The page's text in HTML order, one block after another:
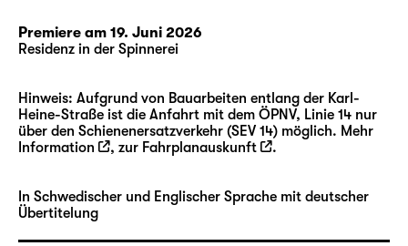
Es geht um den Ausstieg als Möglichkeit der
Verweigerung und darum, sich mit seinem
verlassen. Oder es geht beim Abgang ganz
im Gegenteil darum, von einer äußeren
Macht weggestoßen zu werden, entwurzelt
aus dem Kontext zu sein, und sich in einer
allem jedoch verhandelt „Exit Piece“ das
juckende Bedürfnis, der Existenz als Ganzes
Premiere am 19. Juni 2026
Residenz in der Spinnerei
Hinweis: Aufgrund von Bauarbeiten entlang der Karl-
Heine-Straße ist die Anfahrt mit dem ÖPNV, Linie 14 nur
über den Schienenersatzverkehr (SEV 14) möglich. Mehr
Information
, zur Fahrplanauskunft .
In Schwedischer und Englischer Sprache mit deutscher
Übertitelung